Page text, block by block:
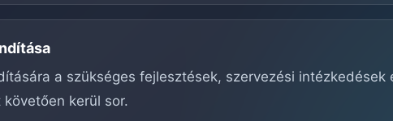
a szükséges fejlesztések, szervezési intézkedések
kerül sor.